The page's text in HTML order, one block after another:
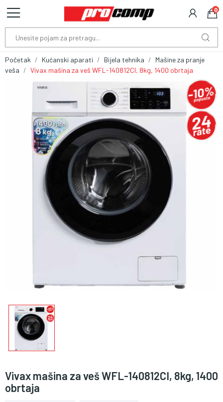
0
Početak Kućanski aparati Bijela tehnika
Mašine za pranje
veša
Vivax mašina za veš WFL-140812CI, 8kg, 1400 obrtaja
Vivax mašina za veš WFL-140812CI, 8kg, 1400
obrtaja